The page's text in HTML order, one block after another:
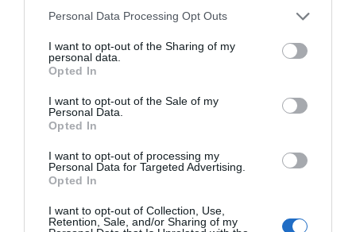
Personal Data Processing Opt Outs
I want to opt-out of the Sharing of my
personal data.
Opted In
I want to opt-out of the Sale of my
Personal Data.
Opted In
I want to opt-out of processing my
Personal Data for Targeted Advertising.
Opted In
I want to opt-out of Collection, Use,
Retention, Sale, and/or Sharing of my
meilleure équipe du cham...
1 année il y a
Tendance